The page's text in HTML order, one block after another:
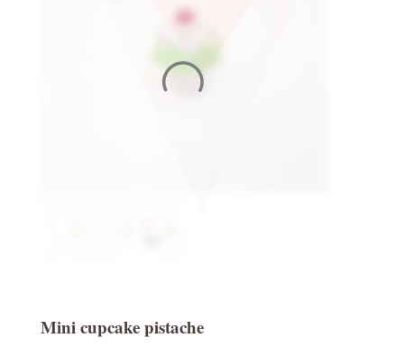
Mini cupcake pistache